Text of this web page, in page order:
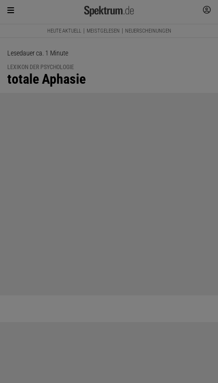
HEUTE AKTUELL MEISTGELESEN NEUERSCHEINUNGEN
Lesedauer ca. 1 Minute
LEXIKON DER PSYCHOLOGIE
:
totale Aphasie